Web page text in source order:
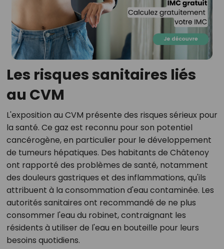
Les risques sanitaires liés
au CVM
L'exposition au CVM présente des risques sérieux pour
la santé. Ce gaz est reconnu pour son potentiel
cancérogène, en particulier pour le développement
de tumeurs hépatiques. Des habitants de Châtenoy
ont rapporté des problèmes de santé, notamment
des douleurs gastriques et des inflammations, qu'ils
attribuent à la consommation d'eau contaminée. Les
autorités sanitaires ont recommandé de ne plus
consommer l'eau du robinet, contraignant les
résidents à utiliser de l'eau en bouteille pour leurs
besoins quotidiens.